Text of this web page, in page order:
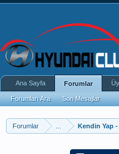
Forumlar Kendin Yap -
Ana Sayfa Forumlar
Forumları Ara Son Mesajlar